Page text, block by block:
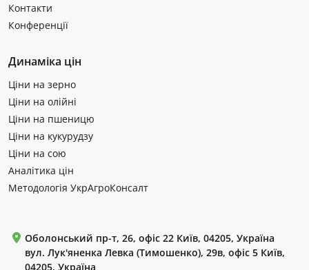
Контакти
Конференції
Динаміка цін
Ціни на зерно
Ціни на олійні
Ціни на пшеницю
Ціни на кукурудзу
Ціни на сою
Аналітика цін
Методологія УкрАгроКонсалт
Оболонський пр-т, 26, офіс 22 Київ, 04205, Україна
вул. Лук'яненка Левка (Тимошенко), 29в, офіс 5 Київ,
04205, Україна